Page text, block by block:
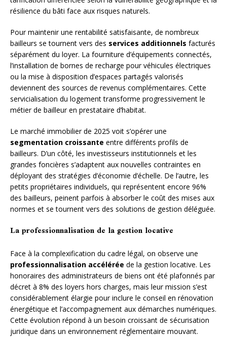
résilience du bâti face aux risques naturels.
Pour maintenir une rentabilité satisfaisante, de nombreux
bailleurs se tournent vers des services additionnels facturés
séparément du loyer. La fourniture d’équipements connectés,
l’installation de bornes de recharge pour véhicules électriques
ou la mise à disposition d’espaces partagés valorisés
deviennent des sources de revenus complémentaires. Cette
servicialisation du logement transforme progressivement le
métier de bailleur en prestataire d’habitat.
Le marché immobilier de 2025 voit s’opérer une
segmentation croissante entre différents profils de
bailleurs. D’un côté, les investisseurs institutionnels et les
grandes foncières s’adaptent aux nouvelles contraintes en
déployant des stratégies d’économie d’échelle. De l’autre, les
petits propriétaires individuels, qui représentent encore 96%
des bailleurs, peinent parfois à absorber le coût des mises aux
normes et se tournent vers des solutions de gestion déléguée.
La professionnalisation de la gestion locative
Face à la complexification du cadre légal, on observe une
professionnalisation accélérée de la gestion locative. Les
honoraires des administrateurs de biens ont été plafonnés par
décret à 8% des loyers hors charges, mais leur mission s’est
considérablement élargie pour inclure le conseil en rénovation
énergétique et l’accompagnement aux démarches numériques.
Cette évolution répond à un besoin croissant de sécurisation
juridique dans un environnement réglementaire mouvant.